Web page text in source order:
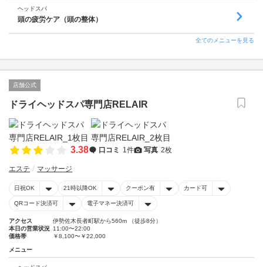
ヘッドスパ
頭の疲労ケア（頭の整体）
全てのメニューを見る
店舗公式
ドライヘッドスパ専門店RELAIR
3.38 口コミ 1件 写真 2枚
エステ マッサージ
日祝OK 21時以降OK クーポン有 カード可
QRコード決済可 電子マネー決済可
アクセス
伊勢佐木長者町駅から560m （徒歩8分）
本日の営業状況 11:00〜22:00
価格帯
￥8,100〜￥22,000
メニュー